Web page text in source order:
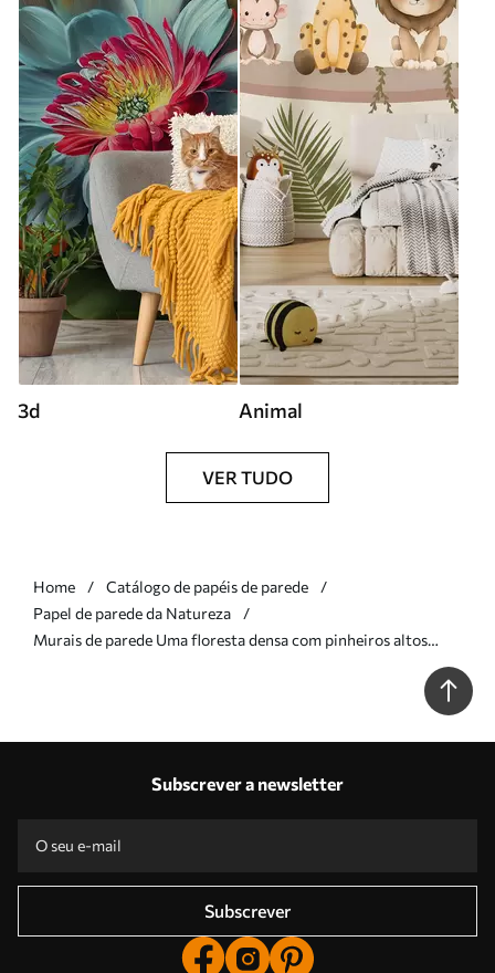
3d Animal
VER TUDO
Home
Catálogo de papéis de parede
Papel de parede da Natureza
Murais de parede Uma floresta densa com pinheiros altos
envolta num nevoeiro leve, uma obra de arte paisagística com
Subscrever a newsletter
Subscrever